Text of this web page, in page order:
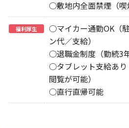
○敷地内全面禁煙（喫
福利厚生
○マイカー通勤OK（
ン代／支給）
○退職金制度（勤続3
○タブレット支給あり
閲覧が可能）
○直行直帰可能